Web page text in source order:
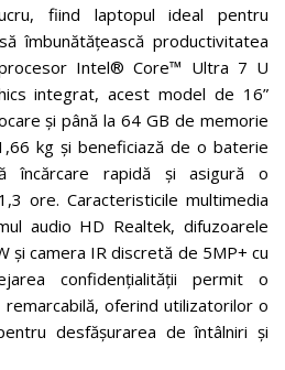
fiind laptopul ideal pentru
îmbunătățească productivitatea
Intel® Core™ Ultra 7 U
integrat, acest model de 16”
și până la 64 GB de memorie
kg și beneficiază de o baterie
încărcare rapidă și asigură o
ore. Caracteristicile multimedia
audio HD Realtek, difuzoarele
și camera IR discretă de 5MP+ cu
confidențialității permit o
oferind utilizatorilor o
desfășurarea de întâlniri și